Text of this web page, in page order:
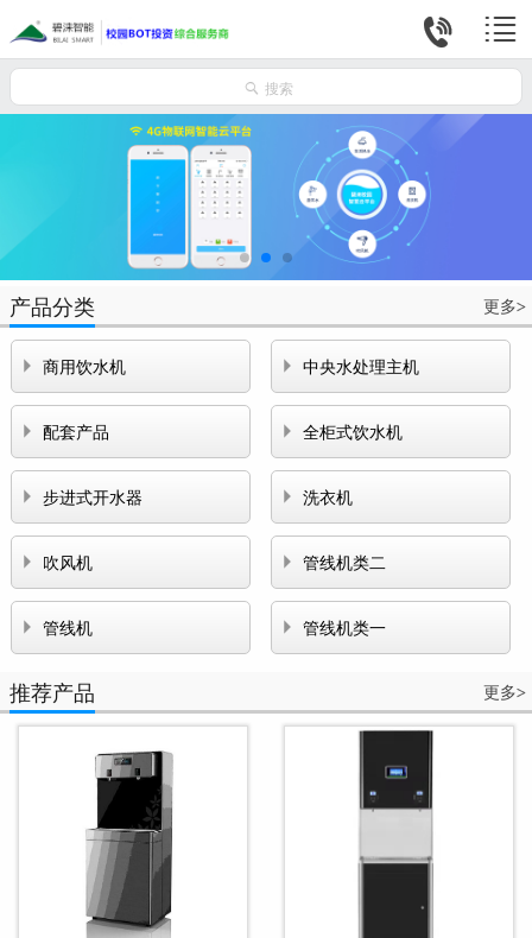


 搜索
产品分类 更多>
 商用饮水机  中央水处理主机
 配套产品  全柜式饮水机
 步进式开水器  洗衣机
 吹风机  管线机类二
 管线机  管线机类一
推荐产品 更多>